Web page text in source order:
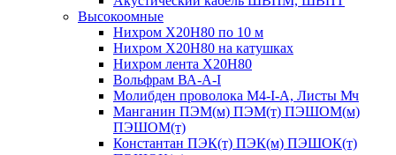
Высокоомные
Нихром Х20Н80 по 10 м
Нихром Х20Н80 на катушках
Нихром лента Х20Н80
Вольфрам ВА-А-I
Молибден проволока М4-I-А, Листы Мч
Манганин ПЭМ(м) ПЭМ(т) ПЭШОМ(м)
ПЭШОМ(т)
Константан ПЭК(т) ПЭК(м) ПЭШОК(т)